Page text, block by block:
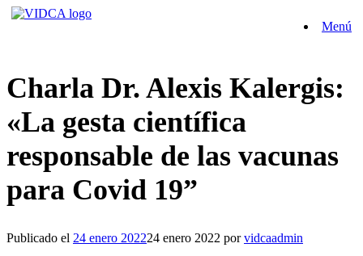
Saltar
Menú
Charla Dr. Alexis Kalergis:
«La gesta científica
responsable de las vacunas
para Covid 19”
Publicado el 24 enero 202224 enero 2022 porvidcaadmin